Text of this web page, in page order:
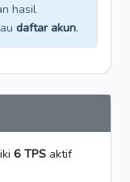
hasil
daftar akun.
6 TPS aktif